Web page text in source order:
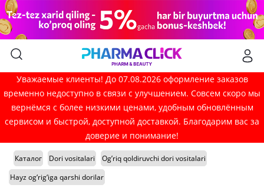
Уважаемые клиенты! До 07.08.2026 оформление заказов
временно недоступно в связи с улучшением. Совсем скоро мы
вернёмся с более низкими ценами, удобным обновлённым
сервисом и быстрой, доступной доставкой. Благодарим вас за
доверие и понимание!
Каталог Dori vositalari
Og’riq qoldiruvchi dori vositalari
Hayz og‘rig‘iga qarshi dorilar